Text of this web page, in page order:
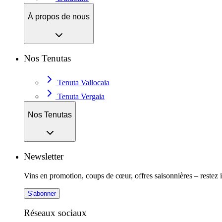
À propos de nous
Nos Tenutas
Tenuta Vallocaia
Tenuta Vergaia
Nos Tenutas
Newsletter
Vins en promotion, coups de cœur, offres saisonnières – restez
S'abonner
Réseaux sociaux